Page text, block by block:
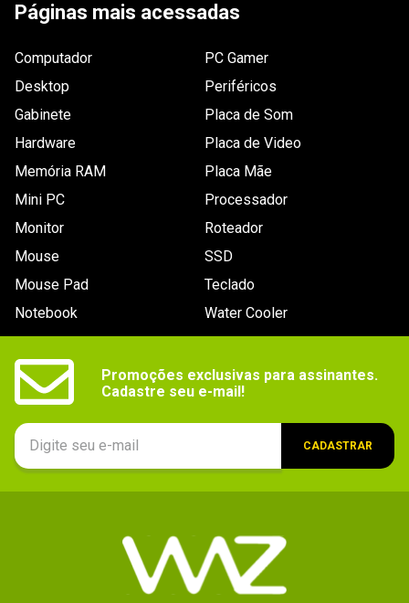
Tamanho da tela 13.6pol
Resolução da
Conexões Áudio 3.5mm P2, USB v4.0, Thunderbolt 3
Sistema
Operacional
Segmento Empresarial, Doméstico
Outros recursos Não especificado.
Dimensões 30,4 x 1,12 x 21,49cm.
Conteúdo da
embalagem
- Cabo USB-C para MagSafe 3;
3,5mm (P2).
- Neste Macbook a memória RAM é integrada ao
processador e o SSD é soldado na placa mãe,
portanto, não é possível realizar upgrade.
garantia@waz.com.br ou (31) 2126-6610 (Telefone ou
Páginas mais acessadas
Computador
Desktop
Gabinete
Hardware
Memória RAM
Mini PC
Monitor
Mouse
Mouse Pad
Notebook
PC Gamer
Periféricos
Placa de Som
Placa de Video
Placa Mãe
Processador
Roteador
SSD
Teclado
Water Cooler
Promoções exclusivas para assinantes.
Cadastre seu e-mail!
CADASTRAR